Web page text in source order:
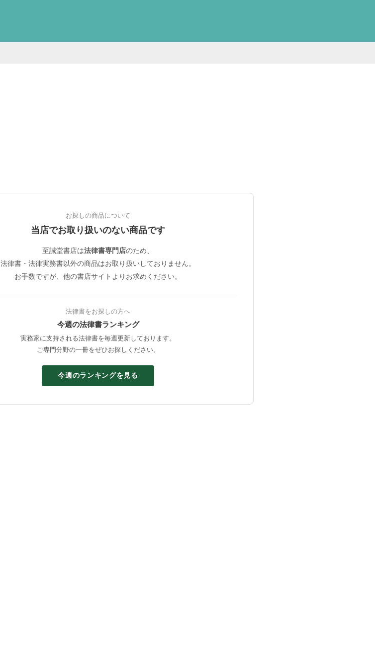
お探しの商品について
当店でお取り扱いのない商品です
至誠堂書店は法律書専門店のため、
法律書・法律実務書以外の商品はお取り扱いしておりません。
お手数ですが、他の書店サイトよりお求めください。
法律書をお探しの方へ
今週の法律書ランキング
実務家に支持される法律書を毎週更新しております。
ご専門分野の一冊をぜひお探しください。
今週のランキングを見る